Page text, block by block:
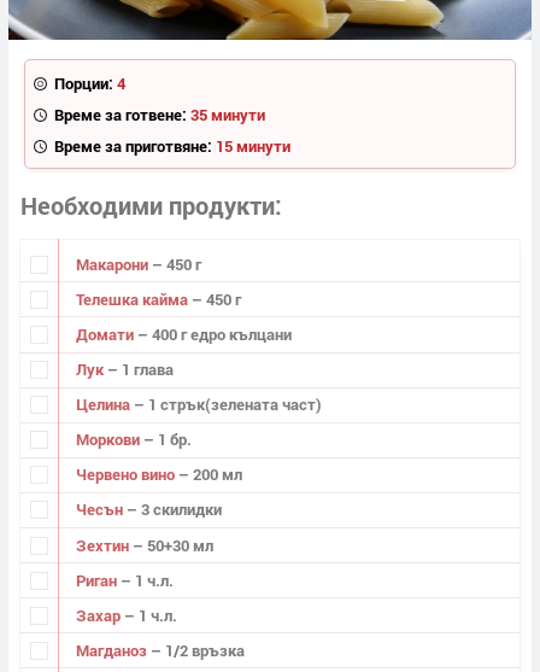
Порции: 4
Време за готвене: 35 минути
Време за приготвяне: 15 минути
Необходими продукти
Макарони – 450 г
Телешка кайма – 450 г
Домати – 400 г едро кълцани
Лук – 1 глава
Целина – 1 стрък(зелената част)
Моркови – 1 бр.
Червено вино – 200 мл
Чесън – 3 скилидки
Зехтин – 50+30 мл
Риган – 1 ч.л.
Захар – 1 ч.л.
Магданоз – 1/2 връзка